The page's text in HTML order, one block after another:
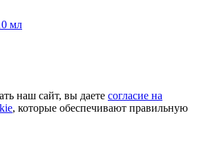
мл
наш сайт, вы даете согласие на
, которые обеспечивают правильную